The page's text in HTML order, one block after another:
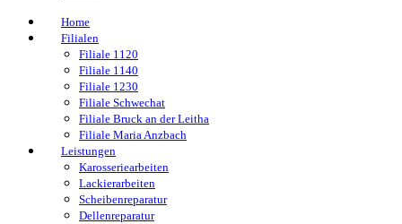
Home
Filialen
Filiale 1120
Filiale 1140
Filiale 1230
Filiale Schwechat
Filiale Bruck an der Leitha
Filiale Maria Anzbach
Leistungen
Karosseriearbeiten
Lackierarbeiten
Scheibenreparatur
Dellenreparatur